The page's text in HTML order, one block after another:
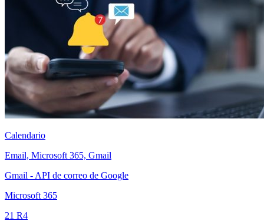
Calendario
Email, Microsoft 365, Gmail
Gmail - API de correo de Google
Microsoft 365
21 R4